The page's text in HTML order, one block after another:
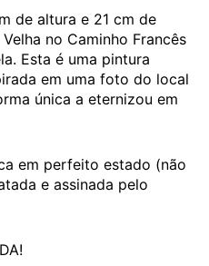
de altura e 21 cm de
no Caminho Francês
Esta é uma pintura
em uma foto do local
única a eternizou em
em perfeito estado (não
e assinada pelo